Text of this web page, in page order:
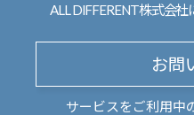
ALL DIFFERENT株式会社
お問
サービスをご利用中